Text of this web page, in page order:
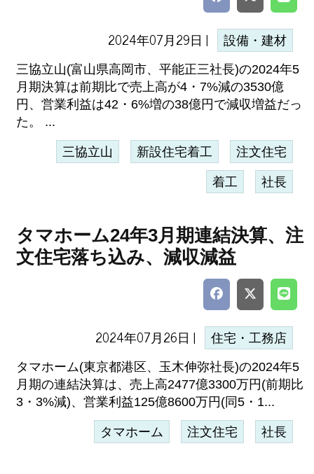
2024年07月29日 | 設備・建材
三協立山(富山県高岡市、平能正三社長)の2024年5
月期決算は前期比で売上高が4・7%減の3530億
円、営業利益は42・6%増の38億円で減収増益だっ
た。 ...
三協立山 新設住宅着工 注文住宅
着工 社長
タマホーム24年3月期連結決算、注
文住宅落ち込み、減収減益
2024年07月26日 | 住宅・工務店
タマホーム(東京都港区、玉木伸弥社長)の2024年5
月期の連結決算は、売上高2477億3300万円(前期比
3・3%減)、営業利益125億8600万円(同5・1...
タマホーム 注文住宅 社長